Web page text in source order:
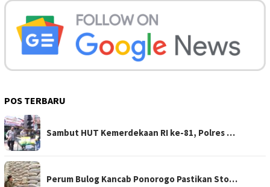
POS TERBARU
Sambut HUT Kemerdekaan RI ke-81, Polres …
Perum Bulog Kancab Ponorogo Pastikan Sto…